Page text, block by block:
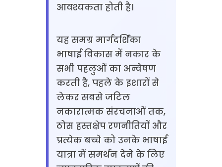
आवश्यकता होती है।
यह समग्र मार्गदर्शिका
भाषाई विकास में नकार के
सभी पहलुओं का अन्वेषण
करती है, पहले के इशारों से
लेकर सबसे जटिल
नकारात्मक संरचनाओं तक,
ठोस हस्तक्षेप रणनीतियों और
प्रत्येक बच्चे को उनके भाषाई
यात्रा में समर्थन देने के लिए